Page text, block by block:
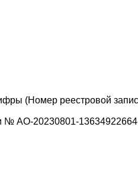
(Номер реестровой
АО-20230801-